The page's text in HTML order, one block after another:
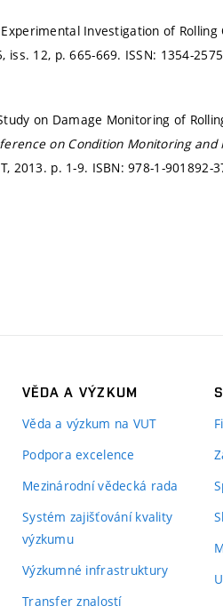
Experimental Investigation of
iss. 12, p. 665-669. ISSN: 1354-
on Damage Monitoring of
on Condition Monitoring
2013. p. 1-9. ISBN: 978-1-901892-
VĚDA A VÝZKUM
Věda a výzkum na VUT
Podpora excelence
Mezinárodní vědecká rada
Systém zajišťování kvality
výzkumu
Výzkumné infrastruktury
Transfer znalostí